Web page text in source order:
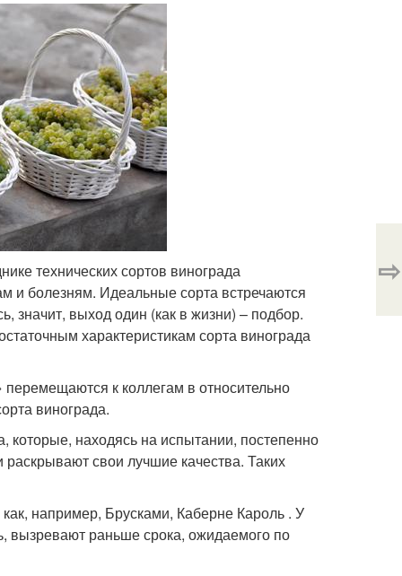
технических сортов винограда
и болезням. Идеальные сорта встречаются
значит, выход один (как в жизни) – подбор.
характеристикам сорта винограда
к коллегам в относительно
винограда.
которые, находясь на испытании, постепенно
свои лучшие качества. Таких
например, Брусками, Каберне Кароль . У
вызревают раньше срока, ожидаемого по
⇨